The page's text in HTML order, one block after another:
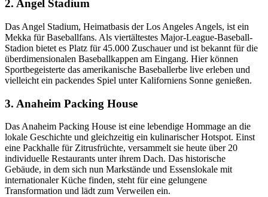
2. Angel Stadium
Das Angel Stadium, Heimatbasis der Los Angeles Angels, ist ein
Mekka für Baseballfans. Als viertältestes Major-League-Baseball-
Stadion bietet es Platz für 45.000 Zuschauer und ist bekannt für die
überdimensionalen Baseballkappen am Eingang. Hier können
Sportbegeisterte das amerikanische Baseballerbe live erleben und
vielleicht ein packendes Spiel unter Kaliforniens Sonne genießen.
3. Anaheim Packing House
Das Anaheim Packing House ist eine lebendige Hommage an die
lokale Geschichte und gleichzeitig ein kulinarischer Hotspot. Einst
eine Packhalle für Zitrusfrüchte, versammelt sie heute über 20
individuelle Restaurants unter ihrem Dach. Das historische
Gebäude, in dem sich nun Markstände und Essenslokale mit
internationaler Küche finden, steht für eine gelungene
Transformation und lädt zum Verweilen ein.